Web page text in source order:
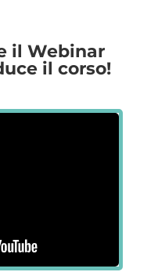
il Webinar
il corso!